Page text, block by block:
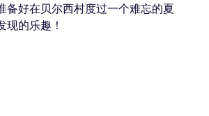
备好在贝尔西村度过一个难忘的夏
现的乐趣！